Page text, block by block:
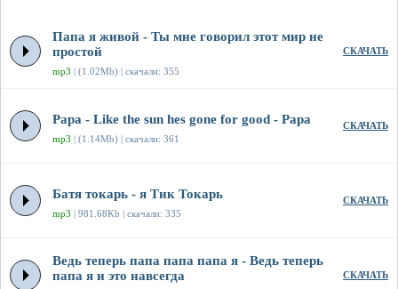
Папа я живой - Ты мне говорил этот мир не
простой
mp3 | (1.02Mb) | скачали: 355
СКАЧАТЬ
Papa - Like the sun hes gone for good - Papa
mp3 | (1.14Mb) | скачали: 361
СКАЧАТЬ
Батя токарь - я Тик Токарь
mp3 | 981.68Kb | скачали: 335
СКАЧАТЬ
Ведь теперь папа папа папа я - Ведь теперь
папа я и это навсегда
СКАЧАТЬ